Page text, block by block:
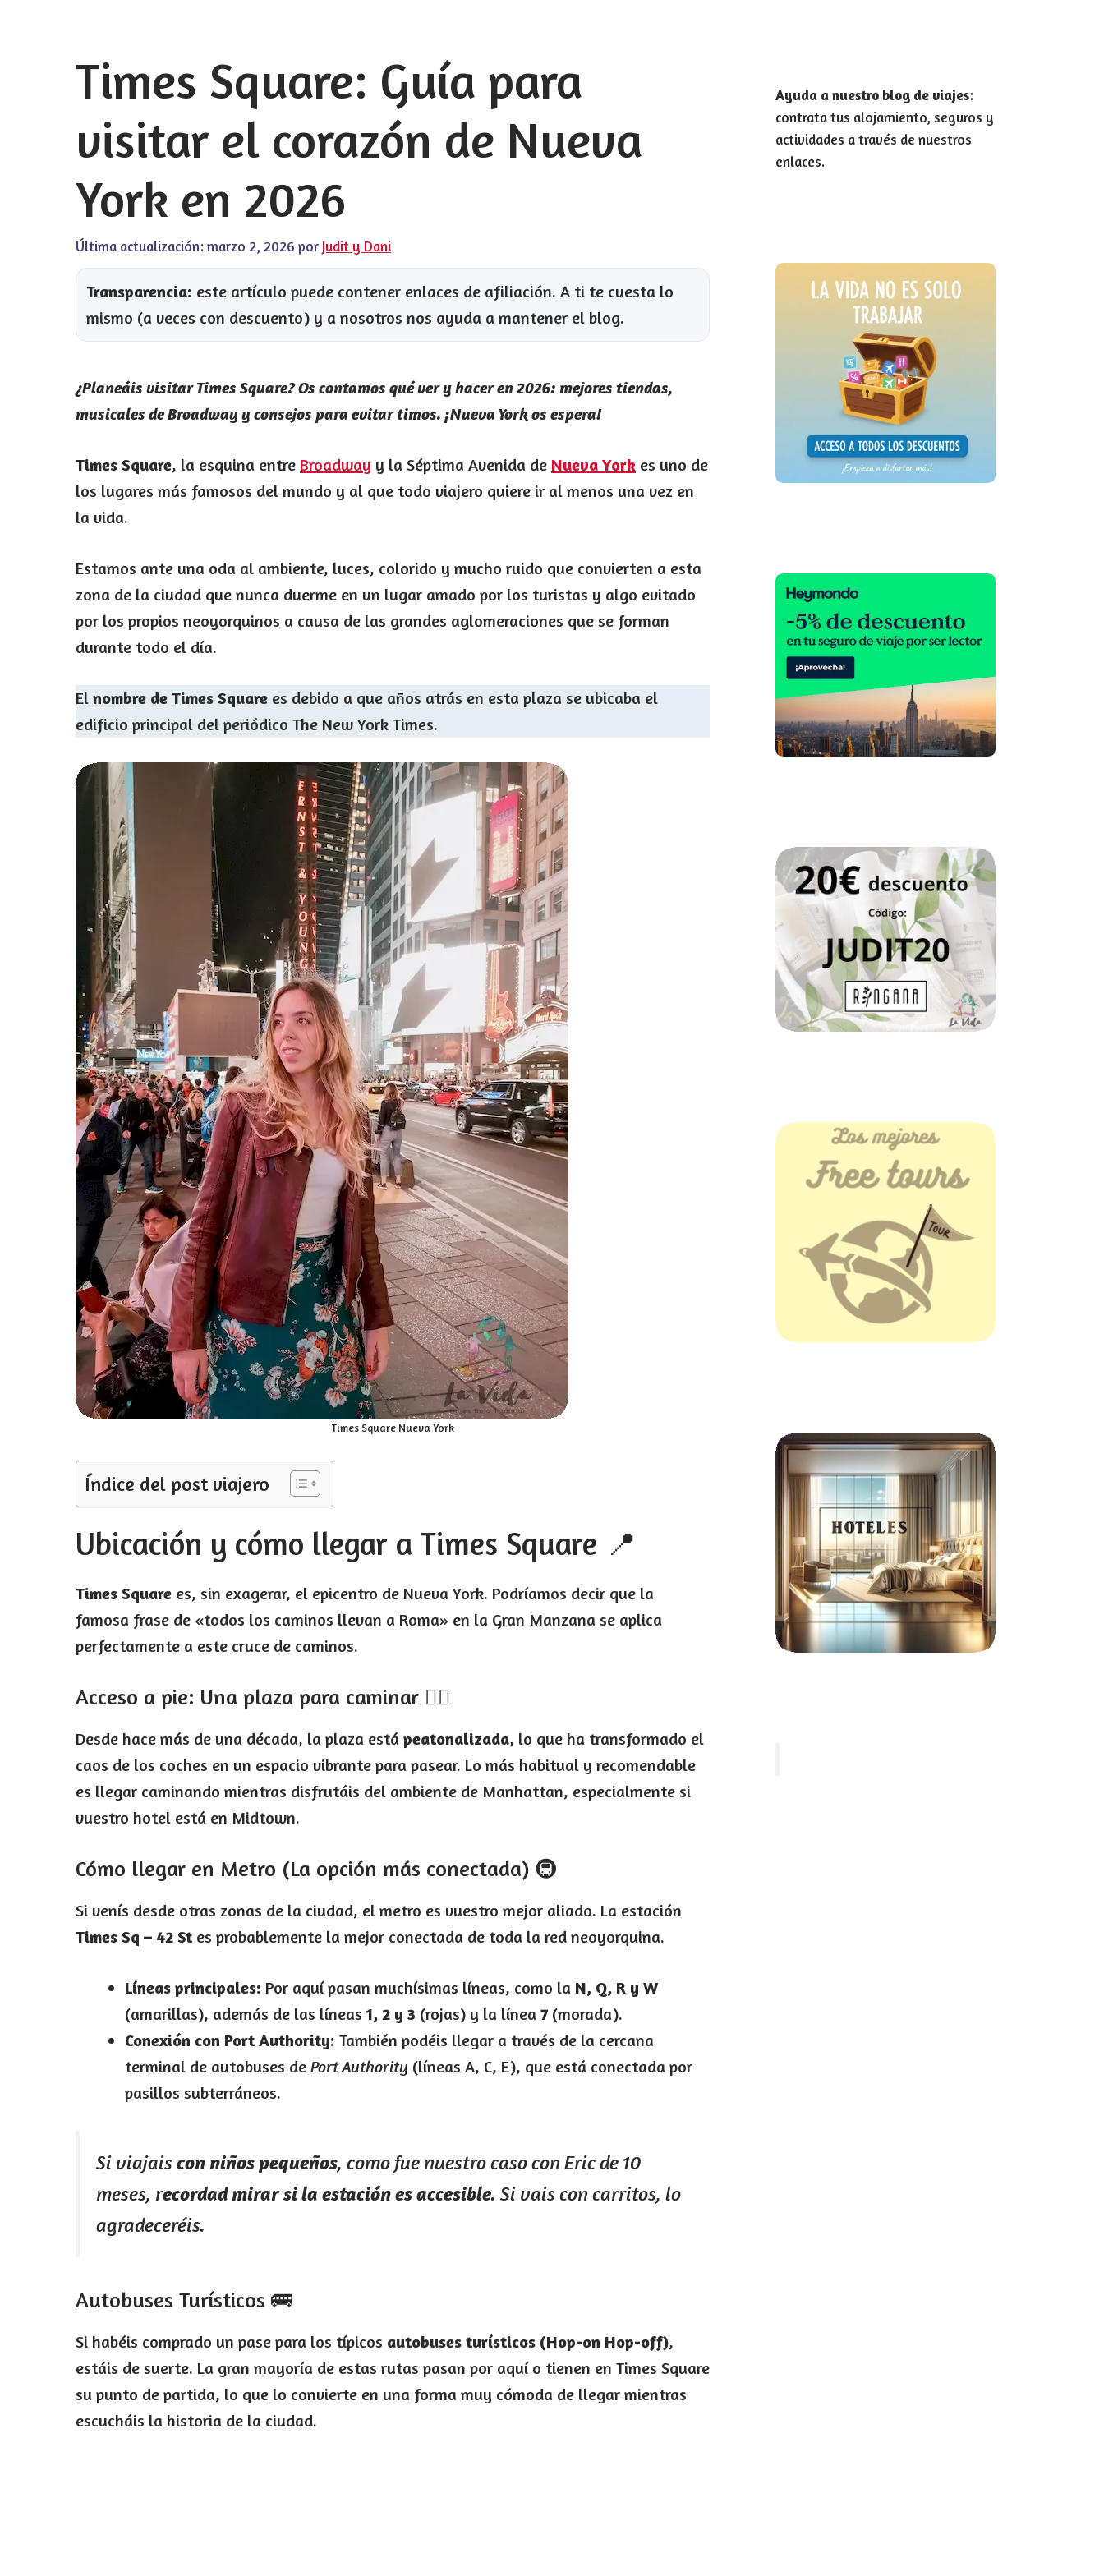
Times Square: Guía para
visitar el corazón de Nueva
York en 2026
Última actualización: marzo 2, 2026 por Judit y Dani
Transparencia: este artículo puede contener enlaces de afiliación. A ti te cuesta lo
mismo (a veces con descuento) y a nosotros nos ayuda a mantener el blog.
¿Planeáis visitar Times Square? Os contamos qué ver y hacer en 2026: mejores tiendas,
musicales de Broadway y consejos para evitar timos. ¡Nueva York os espera!
Times Square, la esquina entre Broadway y la Séptima Avenida de Nueva York es uno de
los lugares más famosos del mundo y al que todo viajero quiere ir al menos una vez en
la vida.
Estamos ante una oda al ambiente, luces, colorido y mucho ruido que convierten a esta
zona de la ciudad que nunca duerme en un lugar amado por los turistas y algo evitado
por los propios neoyorquinos a causa de las grandes aglomeraciones que se forman
durante todo el día.
El nombre de Times Square es debido a que años atrás en esta plaza se ubicaba el
edificio principal del periódico The New York Times.
Times Square Nueva York
Índice del post viajero
Ubicación y cómo llegar a Times Square 📍
Times Square es, sin exagerar, el epicentro de Nueva York. Podríamos decir que la
famosa frase de «todos los caminos llevan a Roma» en la Gran Manzana se aplica
perfectamente a este cruce de caminos.
Acceso a pie: Una plaza para caminar 🚶‍♂️
Desde hace más de una década, la plaza está peatonalizada, lo que ha transformado el
caos de los coches en un espacio vibrante para pasear. Lo más habitual y recomendable
es llegar caminando mientras disfrutáis del ambiente de Manhattan, especialmente si
vuestro hotel está en Midtown.
Cómo llegar en Metro (La opción más conectada) 🚇
Si venís desde otras zonas de la ciudad, el metro es vuestro mejor aliado. La estación
Times Sq – 42 St es probablemente la mejor conectada de toda la red neoyorquina.
Líneas principales: Por aquí pasan muchísimas líneas, como la N, Q, R y W
(amarillas), además de las líneas1, 2 y 3 (rojas) y la línea 7 (morada).
Conexión con Port Authority: También podéis llegar a través de la cercana
terminal de autobuses de Port Authority (líneas A, C, E), que está conectada por
pasillos subterráneos.
Si viajais con niños pequeños, como fue nuestro caso con Eric de 10
meses, recordad mirar si la estación es accesible. Si vais con carritos, lo
agradeceréis.
Autobuses Turísticos 🚌
Si habéis comprado un pase para los típicos autobuses turísticos (Hop-on Hop-off),
estáis de suerte. La gran mayoría de estas rutas pasan por aquí o tienen en Times Square
su punto de partida, lo que lo convierte en una forma muy cómoda de llegar mientras
escucháis la historia de la ciudad.
Ayuda a nuestro blog de viajes:
contrata tus alojamiento, seguros y
actividades a través de nuestros
enlaces.